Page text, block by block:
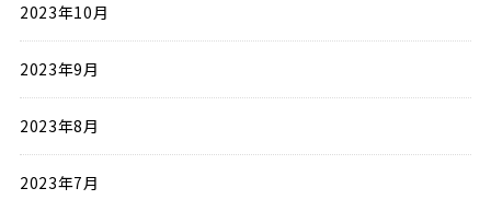
2023年10月
2023年9月
2023年8月
2023年7月